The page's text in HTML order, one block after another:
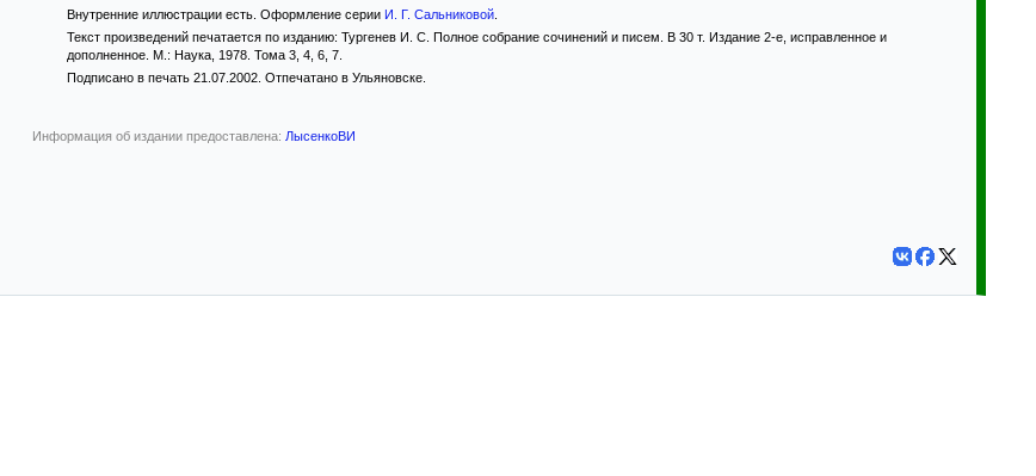
Внутренние иллюстрации есть. Оформление серии И. Г. Сальниковой.
Текст произведений печатается по изданию: Тургенев И. С. Полное собрание сочинений и писем. В 30 т. Издание 2-е, исправленное и
дополненное. М.: Наука, 1978. Тома 3, 4, 6, 7.
Подписано в печать 21.07.2002. Отпечатано в Ульяновске.
Информация об издании предоставлена: ЛысенкоВИ